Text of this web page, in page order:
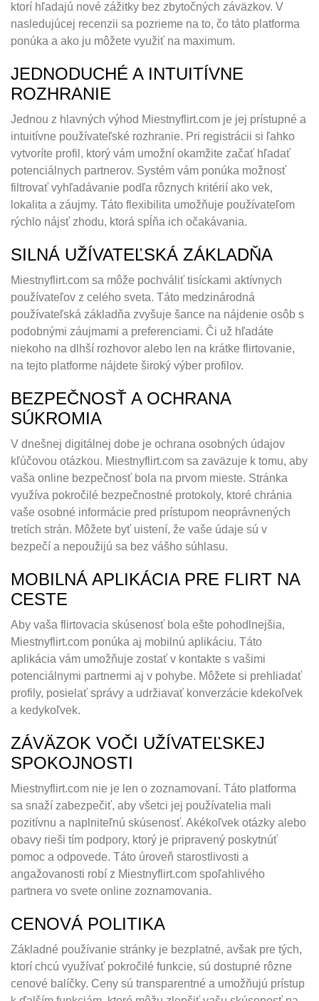
ktorí hľadajú nové zážitky bez zbytočných záväzkov. V
nasledujúcej recenzii sa pozrieme na to, čo táto platforma
ponúka a ako ju môžete využiť na maximum.
JEDNODUCHÉ A INTUITÍVNE
ROZHRANIE
Jednou z hlavných výhod Miestnyflirt.com je jej prístupné a
intuitívne používateľské rozhranie. Pri registrácii si ľahko
vytvoríte profil, ktorý vám umožní okamžite začať hľadať
potenciálnych partnerov. Systém vám ponúka možnosť
filtrovať vyhľadávanie podľa rôznych kritérií ako vek,
lokalita a záujmy. Táto flexibilita umožňuje používateľom
rýchlo nájsť zhodu, ktorá spĺňa ich očakávania.
SILNÁ UŽÍVATEĽSKÁ ZÁKLADŇA
Miestnyflirt.com sa môže pochváliť tisíckami aktívnych
používateľov z celého sveta. Táto medzinárodná
používateľská základňa zvyšuje šance na nájdenie osôb s
podobnými záujmami a preferenciami. Či už hľadáte
niekoho na dlhší rozhovor alebo len na krátke flirtovanie,
na tejto platforme nájdete široký výber profilov.
BEZPEČNOSŤ A OCHRANA
SÚKROMIA
V dnešnej digitálnej dobe je ochrana osobných údajov
kľúčovou otázkou. Miestnyflirt.com sa zaväzuje k tomu, aby
vaša online bezpečnosť bola na prvom mieste. Stránka
využíva pokročilé bezpečnostné protokoly, ktoré chránia
vaše osobné informácie pred prístupom neoprávnených
tretích strán. Môžete byť uistení, že vaše údaje sú v
bezpečí a nepoužijú sa bez vášho súhlasu.
MOBILNÁ APLIKÁCIA PRE FLIRT NA
CESTE
Aby vaša flirtovacia skúsenosť bola ešte pohodlnejšia,
Miestnyflirt.com ponúka aj mobilnú aplikáciu. Táto
aplikácia vám umožňuje zostať v kontakte s vašimi
potenciálnymi partnermi aj v pohybe. Môžete si prehliadať
profily, posielať správy a udržiavať konverzácie kdekoľvek
a kedykoľvek.
ZÁVÄZOK VOČI UŽÍVATEĽSKEJ
SPOKOJNOSTI
Miestnyflirt.com nie je len o zoznamovaní. Táto platforma
sa snaží zabezpečiť, aby všetci jej používatelia mali
pozitívnu a naplniteľnú skúsenosť. Akékoľvek otázky alebo
obavy rieši tím podpory, ktorý je pripravený poskytnúť
pomoc a odpovede. Táto úroveň starostlivosti a
angažovanosti robí z Miestnyflirt.com spoľahlivého
partnera vo svete online zoznamovania.
CENOVÁ POLITIKA
Základné používanie stránky je bezplatné, avšak pre tých,
ktorí chcú využívať pokročilé funkcie, sú dostupné rôzne
cenové balíčky. Ceny sú transparentné a umožňujú prístup